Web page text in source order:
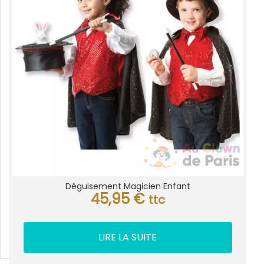
Déguisement Magicien Enfant
45,95 € ttc
LIRE LA SUITE